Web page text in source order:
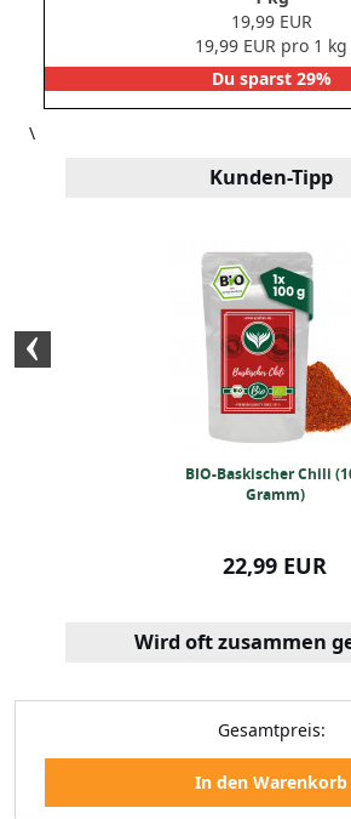
19,99 EUR
19,99 EUR pro 1 kg
Du sparst 29%
\
Kunden-Tipp
BIO-Baskischer Chili
Gramm)
22,99 EUR
Wird oft zusammen
Gesamtpreis: